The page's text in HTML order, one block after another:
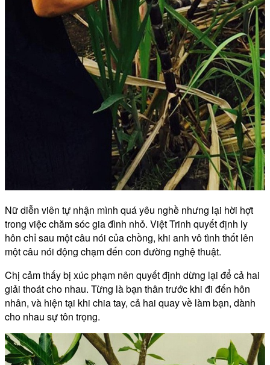
Nữ diễn viên tự nhận mình quá yêu nghề nhưng lại hời hợt
trong việc chăm sóc gia đình nhỏ. Việt Trinh quyết định ly
hôn chỉ sau một câu nói của chồng, khi anh vô tình thốt lên
một câu nói động chạm đến con đường nghệ thuật.
Chị cảm thấy bị xúc phạm nên quyết định dừng lại để cả hai
giải thoát cho nhau. Từng là bạn thân trước khi đi đến hôn
nhân, và hiện tại khi chia tay, cả hai quay về làm bạn, dành
cho nhau sự tôn trọng.